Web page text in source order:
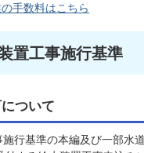
手数料はこちら
置工事施行基準
ついて
行基準の本編及び一部水